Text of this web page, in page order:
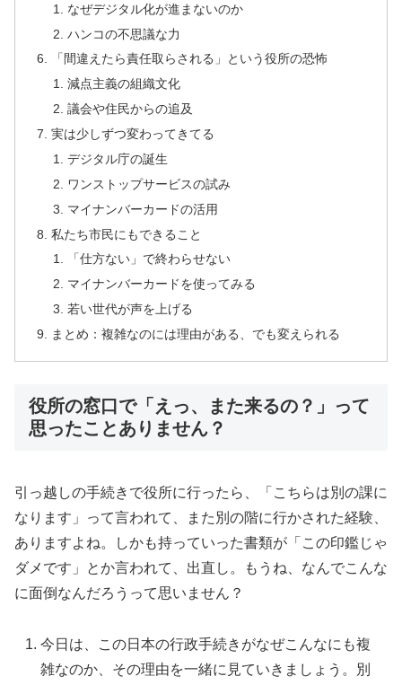
なぜデジタル化が進まないのか
ハンコの不思議な力
「間違えたら責任取らされる」という役所の恐怖
減点主義の組織文化
議会や住民からの追及
実は少しずつ変わってきてる
デジタル庁の誕生
ワンストップサービスの試み
マイナンバーカードの活用
私たち市民にもできること
「仕方ない」で終わらせない
マイナンバーカードを使ってみる
若い世代が声を上げる
まとめ：複雑なのには理由がある、でも変えられる
役所の窓口で「えっ、また来るの？」って
思ったことありません？
引っ越しの手続きで役所に行ったら、「こちらは別の課に
なります」って言われて、また別の階に行かされた経験、
ありますよね。しかも持っていった書類が「この印鑑じゃ
ダメです」とか言われて、出直し。もうね、なんでこんな
に面倒なんだろうって思いません？
今日は、この日本の行政手続きがなぜこんなにも複
雑なのか、その理由を一緒に見ていきましょう。別